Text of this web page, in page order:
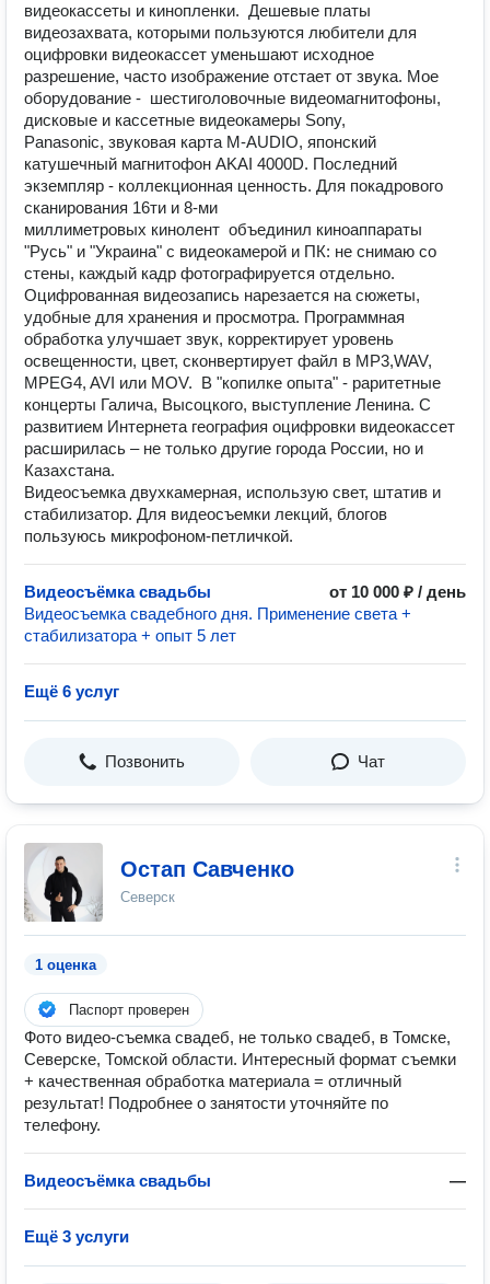
видеокассеты и кинопленки. Дешевые платы
видеозахвата, которыми пользуются любители для
оцифровки видеокассет уменьшают исходное
разрешение, часто изображение отстает от звука. Мое
оборудование - шестиголовочные видеомагнитофоны,
дисковые и кассетные видеокамеры Sony,
Panasonic, звуковая карта M-AUDIO, японский
катушечный магнитофон AKAI 4000D. Последний
экземпляр - коллекционная ценность. Для покадрового
сканирования 16ти и 8-ми
миллиметровых кинолент объединил киноаппараты
"Русь" и "Украина" с видеокамерой и ПК: не снимаю со
стены, каждый кадр фотографируется отдельно.
Оцифрованная видеозапись нарезается на сюжеты,
удобные для хранения и просмотра. Программная
обработка улучшает звук, корректирует уровень
освещенности, цвет, сконвертирует файл в MP3,WAV,
MPEG4, AVI или MOV. В "копилке опыта" - раритетные
концерты Галича, Высоцкого, выступление Ленина. С
развитием Интернета география оцифровки видеокассет
расширилась – не только другие города России, но и
Казахстана.
Видеосъемка двухкамерная, использую свет, штатив и
стабилизатор. Для видеосъемки лекций, блогов
пользуюсь микрофоном-петличкой.
Видеосъёмка свадьбы
от 10 000 ₽ / день
Видеосъемка свадебного дня. Применение света +
стабилизатора + опыт 5 лет
Ещё 6 услуг
Позвонить Чат
Остап Савченко
Северск
1 оценка
Паспорт проверен
Фото видео-съемка свадеб, не только свадеб, в Томске,
Северске, Томской области. Интересный формат съемки
+ качественная обработка материала = отличный
результат! Подробнее о занятости уточняйте по
телефону.
Видеосъёмка свадьбы —
Ещё 3 услуги